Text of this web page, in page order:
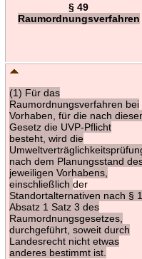
§ 49
Raumordnungsverfahren
(1) Für das
Raumordnungsverfahren bei
Vorhaben, für die nach
Gesetz die UVP-Pflicht
besteht, wird die
nach dem Planungsstand
jeweiligen Vorhabens,
einschließlich der
Standortalternativen nach §
Absatz 1 Satz 3 des
Raumordnungsgesetzes,
durchgeführt, soweit durch
Landesrecht nicht etwas
anderes bestimmt ist.